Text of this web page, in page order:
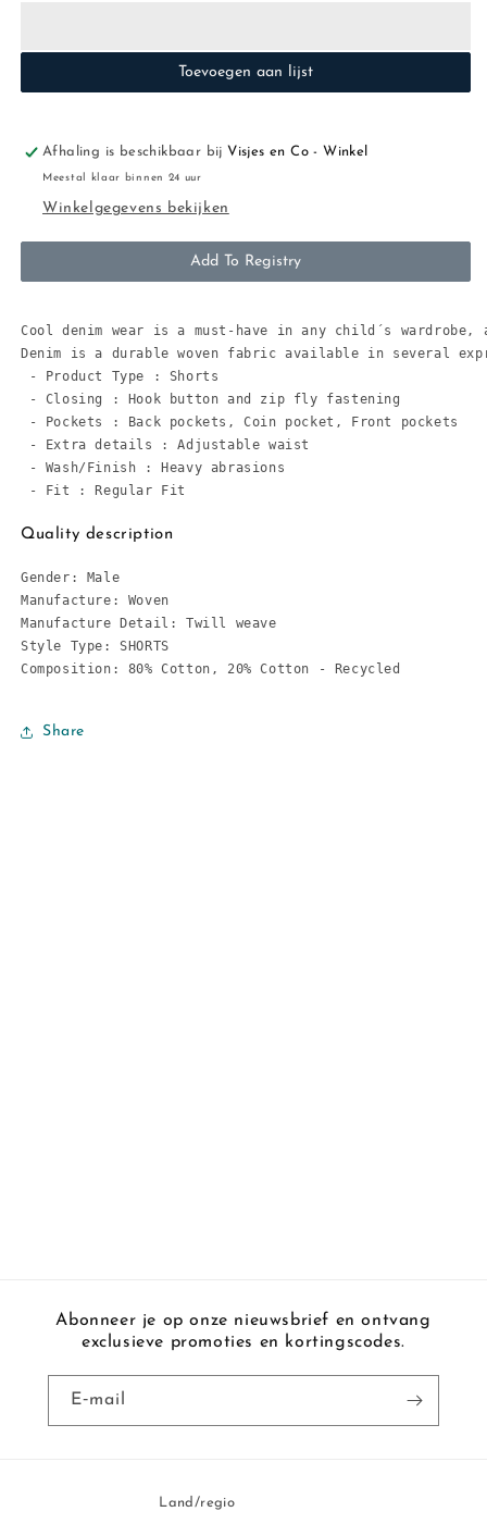
short
short
blackToevoegen aan lijst
Afhaling is beschikbaar bijVisjes en Co - Winkel
Meestal klaar binnen 24 uur
Winkelgegevens bekijken
Add To Registry
Cool denim wear is a must-have in any child´s
Denim is a durable woven fabric available in several
- Product Type : Shorts
- Closing : Hook button and zip fly fastening
- Pockets : Back pockets, Coin pocket, Front pockets
- Extra details : Adjustable waist
- Wash/Finish : Heavy abrasions
Quality description
Gender: Male
Manufacture: Woven
Manufacture Detail: Twill weave
Style Type: SHORTS
Composition: 80% Cotton, 20% Cotton - Recycled
Share
Abonneer je op onze nieuwsbrief en ontvang
exclusieve promoties en kortingscodes.
E‑mail
Land/regio